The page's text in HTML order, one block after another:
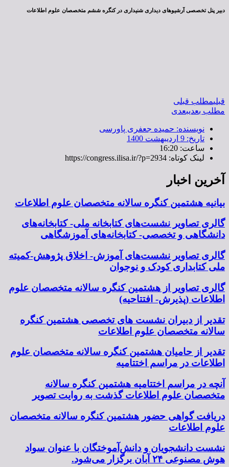
دبیر پنل تخصصی آرشیوهای دیداری شنیداری در کنگره ششم متخصصان علوم اطلاعات
قبلیمطلب قبلی
مطلب بعدیبعدی
نویسنده: حمیده جعفری پاورسی
تاریخ: 9 اردیبهشت 1400
ساعت: 16:20
لینک کوتاه: https://congress.ilisa.ir/?p=2934
آخرین اخبار
بیانیه هشتمین کنگره سالانه متخصصان علوم اطلاعات
گالری تصاویر نشست‌های کتابخانه ملی- کتابخانه‌های
دانشگاهی و تخصصی- کتابخانه‌های آموزشگاهی
گالری تصاویر نشست‌های آموزش- اخلاق پژوهش-کمیته
ملی کتابداری کودک و نوجوان
گالری تصاویر از هشتمین کنگره سالانه متخصصان علوم
اطلاعات (پذیرش- افتتاحیه)
تقدیر از دبیران نشست های تخصصی هشتمین کنگره
سالانه متخصصان علوم اطلاعات
تقدیر از حامیان هشتمین کنگره سالانه متخصصان علوم
اطلاعات در مراسم اختتامیه
آنچه در مراسم اختتامیه هشتمین کنگره سالانه
متخصصان علوم اطلاعات گذشت به روایت تصویر
دریافت گواهی حضور هشتمین کنگره سالانه متخصصان
علوم اطلاعات
نشست دانشجویان و دانش‌آموختگان با عنوان سواد
هوش مصنوعی ۲۴ آبان برگزار می‌شود.